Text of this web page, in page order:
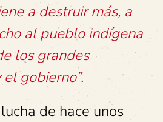
a destruir más, a
al pueblo indígena
los grandes
gobierno”.
de hace unos